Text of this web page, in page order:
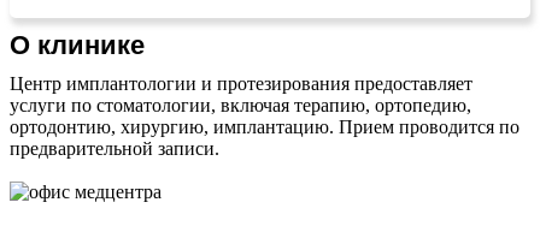
О клинике
Центр имплантологии и протезирования предоставляет
услуги по стоматологии, включая терапию, ортопедию,
ортодонтию, хирургию, имплантацию. Прием проводится по
предварительной записи.